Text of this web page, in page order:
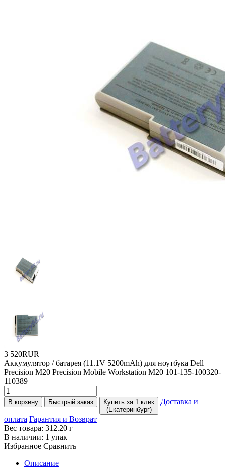
3 520RUR
Аккумулятор / батарея (11.1V 5200mAh) для ноутбука Dell
Precision M20 Precision Mobile Workstation M20 101-135-100320-
110389
В корзину Быстрый заказ
Купить за 1 клик
(Екатеринбург)
Доставка и
оплата Гарантия и Возврат
Вес товара: 312.20 г
В наличии: 1 упак
Избранное Сравнить
Описание